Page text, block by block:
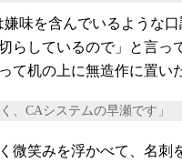
味を含んでいるような
らしているので」と言っ
て机の上に無造作に置い
く、CAシステムの早瀬です」
微笑みを浮かべて、名刺